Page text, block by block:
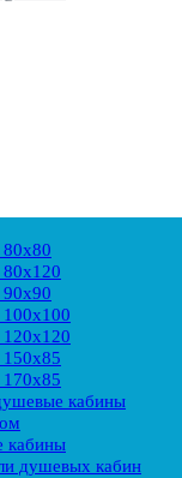
кабины
кабины
душевых кабин